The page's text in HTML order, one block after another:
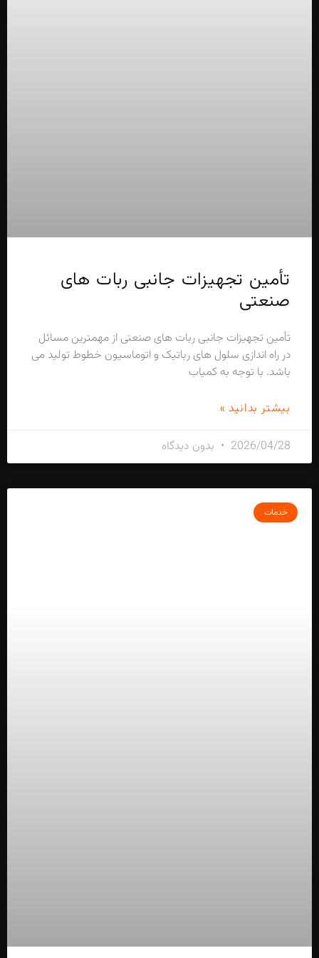
تأمین تجهیزات جانبی ربات های
صنعتی
تأمین تجهیزات جانبی ربات های صنعتی از مهمترین مسائل
در راه اندازی سلول های رباتیک و اتوماسیون خطوط تولید می
باشد. با توجه به کمیاب
بیشتر بدانید »
2026/04/28 بدون دیدگاه
خدمات